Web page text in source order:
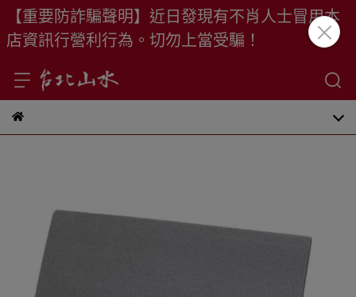
【重要防詐騙聲明】近日發現有不肖人士冒用本
店資訊行營利行為。切勿上當受騙！